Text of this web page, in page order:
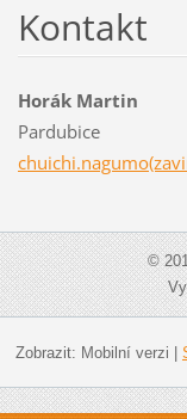
Kontakt
Horák Martin
Pardubice
©
Zobrazit: Mobilní verzi